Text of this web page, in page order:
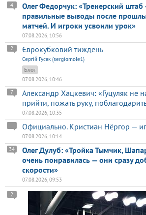
Олег Федорчук: «Тренерский
правильные выводы после
матчей. И игроки усвоили урок»
4
07.08.2026, 10:56
Єврокубковий тиждень
2
Сергій Гусак (sergiomole1)
Блог
07.08.2026, 10:46
Александр Хацкевич: «Гуцуляк не
прийти, пожать руку,
7
07.08.2026, 10:35
Официально. Кристиан Нёргор —
07.08.2026, 10:14
Олег Дулуб: «Тройка Тымчик,
очень понравилась — они сразу
скорости»
34
07.08.2026, 09:53
2